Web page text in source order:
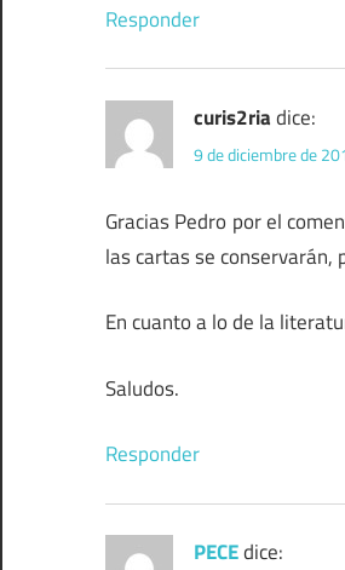
Responder
curis2riadice:
9 de diciembre de
Gracias Pedro por el
las cartas se conservarán,
En cuanto a lo de la
Saludos.
Responder
PECEdice: